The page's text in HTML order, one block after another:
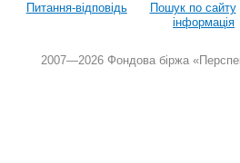
Питання-відповідь Пошук по сайту
інформація
2007—2026 Фондова біржа